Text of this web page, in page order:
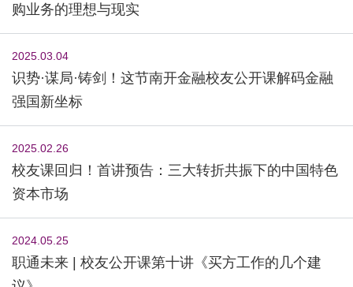
购业务的理想与现实
2025.03.04
识势·谋局·铸剑！这节南开金融校友公开课解码金融
强国新坐标
2025.02.26
校友课回归！首讲预告：三大转折共振下的中国特色
资本市场
2024.05.25
职通未来 | 校友公开课第十讲《买方工作的几个建